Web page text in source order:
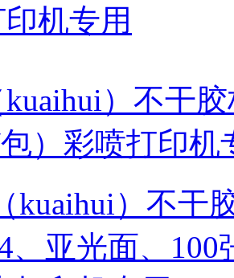
）不干
）彩喷打印机